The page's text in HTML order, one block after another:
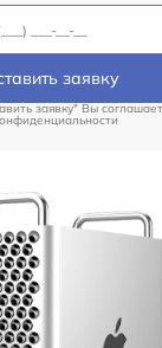
заявку
заявку" Вы